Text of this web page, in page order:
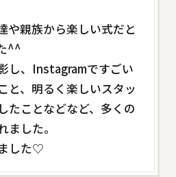
や親族から楽しい式だと
^^
し、Instagramですごい
と、明るく楽しいスタッ
たことなどなど、多くの
した。
した♡